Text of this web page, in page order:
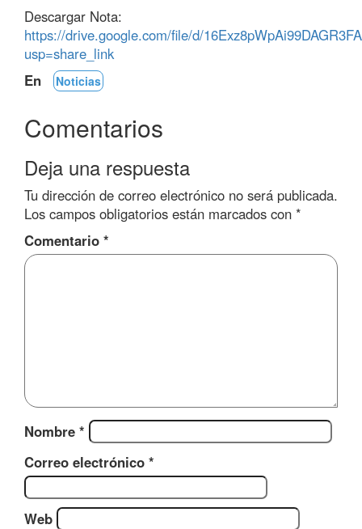
Descargar Nota:
https://drive.google.com/file/d/
usp=share_link
En
Noticias
Comentarios
Deja una respuesta
Tu dirección de correo electrónico no será publicada.
Los campos obligatorios están marcados con *
Comentario *
Nombre *
Correo electrónico *
Web